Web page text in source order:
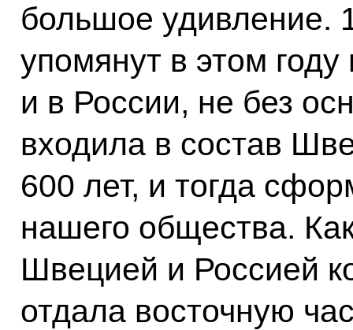
большое удивление.
упомянут в этом
и в России, не без
входила в состав
600 лет, и тогда
нашего общества.
Швецией и Россией
отдала восточную